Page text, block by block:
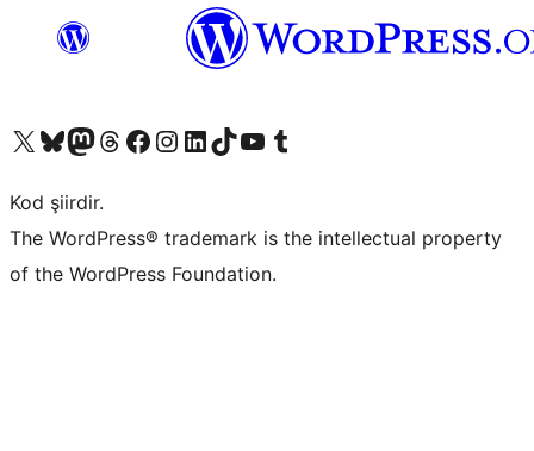
X (eski Twitter) hesabımıza bakın
Bluesky hesabımızı ziyaret edinMastodon hesabımızı ziyaret edinThreads hesabımızı ziyaret edinFacebook sayfamızı ziyaret edinInstagram hesabımızı ziyaret edinLinkedIn hesabımızı ziyaret edinTikTok hesabımızı ziyaret edinYouTube kanalımızı ziyaret edinTumblr hesabımızı ziyaret edin
Kod şiirdir.
The WordPress® trademark is the intellectual property
of the WordPress Foundation.